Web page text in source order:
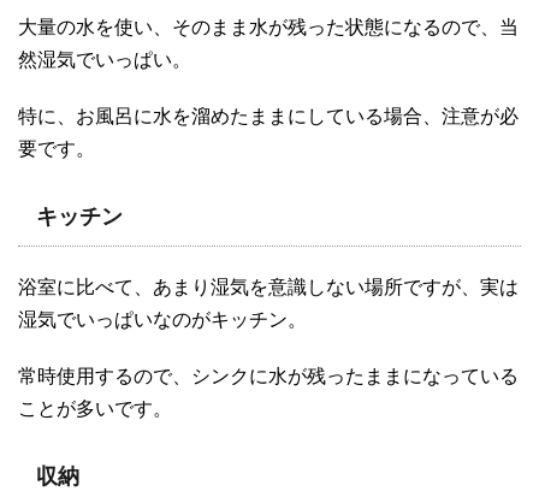
大量の水を使い、そのまま水が残った状態になるので、当
然湿気でいっぱい。
特に、お風呂に水を溜めたままにしている場合、注意が必
要です。
キッチン
浴室に比べて、あまり湿気を意識しない場所ですが、実は
湿気でいっぱいなのがキッチン。
常時使用するので、シンクに水が残ったままになっている
ことが多いです。
収納